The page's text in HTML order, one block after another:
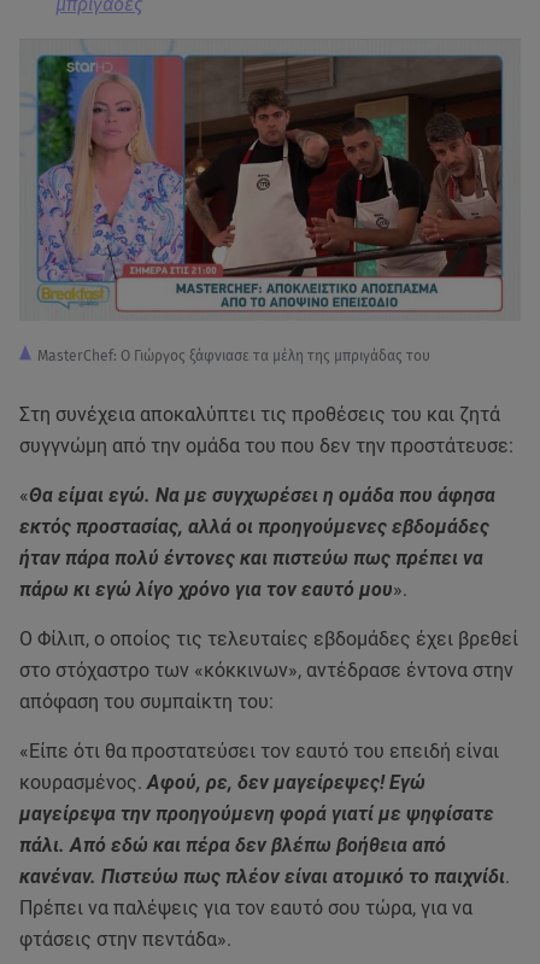
MasterChef: Ο Γιώργος ξάφνιασε τα μέλη της μπριγάδας του
Στη συνέχεια αποκαλύπτει τις προθέσεις του και ζητά
συγγνώμη από την ομάδα του που δεν την προστάτευσε:
«Θα είμαι εγώ. Να με συγχωρέσει η ομάδα που άφησα
εκτός προστασίας, αλλά οι προηγούμενες εβδομάδες
ήταν πάρα πολύ έντονες και πιστεύω πως πρέπει να
πάρω κι εγώ λίγο χρόνο για τον εαυτό μου».
Ο Φίλιπ, ο οποίος τις τελευταίες εβδομάδες έχει βρεθεί
στο στόχαστρο των «κόκκινων», αντέδρασε έντονα στην
απόφαση του συμπαίκτη του:
«Είπε ότι θα προστατεύσει τον εαυτό του επειδή είναι
κουρασμένος.Αφού, ρε, δεν μαγείρεψες! Εγώ
μαγείρεψα την προηγούμενη φορά γιατί με ψηφίσατε
πάλι. Από εδώ και πέρα δεν βλέπω βοήθεια από
κανέναν. Πιστεύω πως πλέον είναι ατομικό το παιχνίδι.
Πρέπει να παλέψεις για τον εαυτό σου τώρα, για να
φτάσεις στην πεντάδα».